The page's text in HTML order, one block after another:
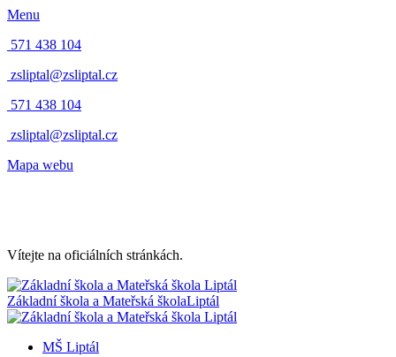
Menu
571 438 104
zsliptal@zsliptal.cz
571 438 104
zsliptal@zsliptal.cz
Mapa webu
Vítejte na oficiálních stránkách.
Základní škola a Mateřská školaLiptál
MŠ Liptál